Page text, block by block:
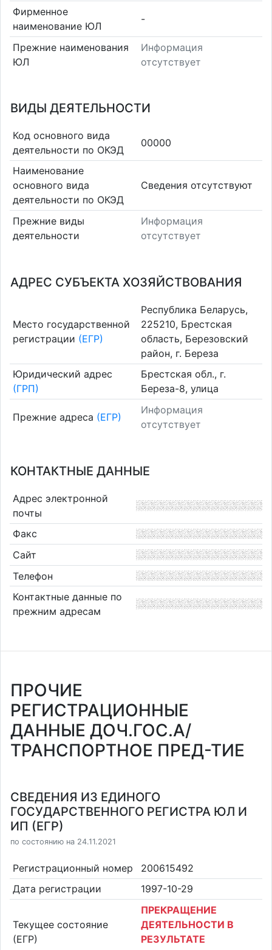
Фирменное
наименование ЮЛ
-
Прежние наименования
ЮЛ
Информация
отсутствует
ВИДЫ ДЕЯТЕЛЬНОСТИ
Код основного вида
деятельности по ОКЭД
00000
Наименование
основного вида
деятельности по ОКЭД
Cведения отсутствуют
Прежние виды
деятельности
Информация
отсутствует
АДРЕС СУБЪЕКТА ХОЗЯЙСТВОВАНИЯ
Место государственной
регистрации (ЕГР)
Республика Беларусь,
225210, Брестская
область, Березовский
район, г. Береза
Юридический адрес
(ГРП)
Брестская обл., г.
Береза-8, улица
Прежние адреса (ЕГР)
Информация
отсутствует
КОНТАКТНЫЕ ДАННЫЕ
Адрес электронной
почты
Факс
Сайт
Телефон
Контактные данные по
прежним адресам
ПРОЧИЕ
РЕГИСТРАЦИОННЫЕ
ДАННЫЕ ДОЧ.ГОС.А/
ТРАНСПОРТНОЕ ПРЕД-ТИЕ
СВЕДЕНИЯ ИЗ ЕДИНОГО
ГОСУДАРСТВЕННОГО РЕГИСТРА ЮЛ И
ИП (ЕГР)
по состоянию на 24.11.2021
Регистрационный номер
200615492
Дата регистрации
1997-10-29
Текущее состояние
(ЕГР)
ПРЕКРАЩЕНИЕ
ДЕЯТЕЛЬНОСТИ В
РЕЗУЛЬТАТЕ